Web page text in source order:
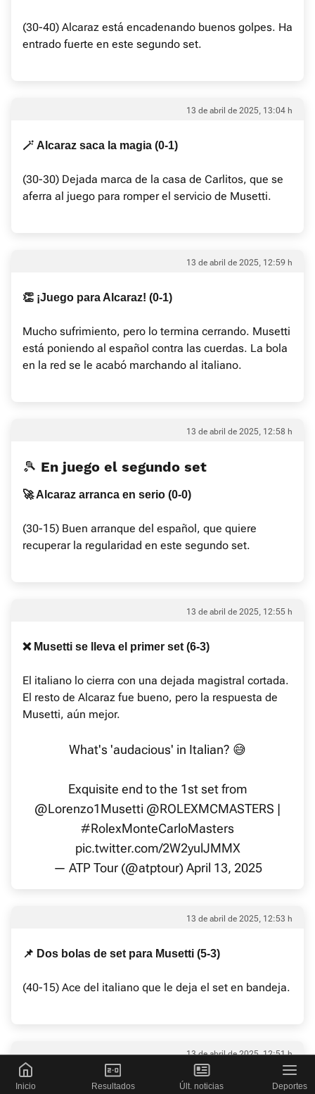
(30-40) Alcaraz está encadenando buenos golpes. Ha
entrado fuerte en este segundo set.
13 de abril de 2025, 13:04 h
🪄 Alcaraz saca la magia (0-1)
(30-30) Dejada marca de la casa de Carlitos, que se
aferra al juego para romper el servicio de Musetti.
13 de abril de 2025, 12:59 h
👏 ¡Juego para Alcaraz! (0-1)
Mucho sufrimiento, pero lo termina cerrando. Musetti
está poniendo al español contra las cuerdas. La bola
en la red se le acabó marchando al italiano.
13 de abril de 2025, 12:58 h
🎾 En juego el segundo set
🚀 Alcaraz arranca en serio (0-0)
(30-15) Buen arranque del español, que quiere
recuperar la regularidad en este segundo set.
13 de abril de 2025, 12:55 h
❌ Musetti se lleva el primer set (6-3)
El italiano lo cierra con una dejada magistral cortada.
El resto de Alcaraz fue bueno, pero la respuesta de
Musetti, aún mejor.
What's 'audacious' in Italian? 😅
Exquisite end to the 1st set from
@Lorenzo1Musetti @ROLEXMCMASTERS |
#RolexMonteCarloMasters
pic.twitter.com/2W2yulJMMX
— ATP Tour (@atptour) April 13, 2025
13 de abril de 2025, 12:53 h
📌 Dos bolas de set para Musetti (5-3)
(40-15) Ace del italiano que le deja el set en bandeja.
13 de abril de 2025, 12:51 h
🎾 Musetti arranca dominando (5-3)
Inicio Resultados Últ. noticias Deportes